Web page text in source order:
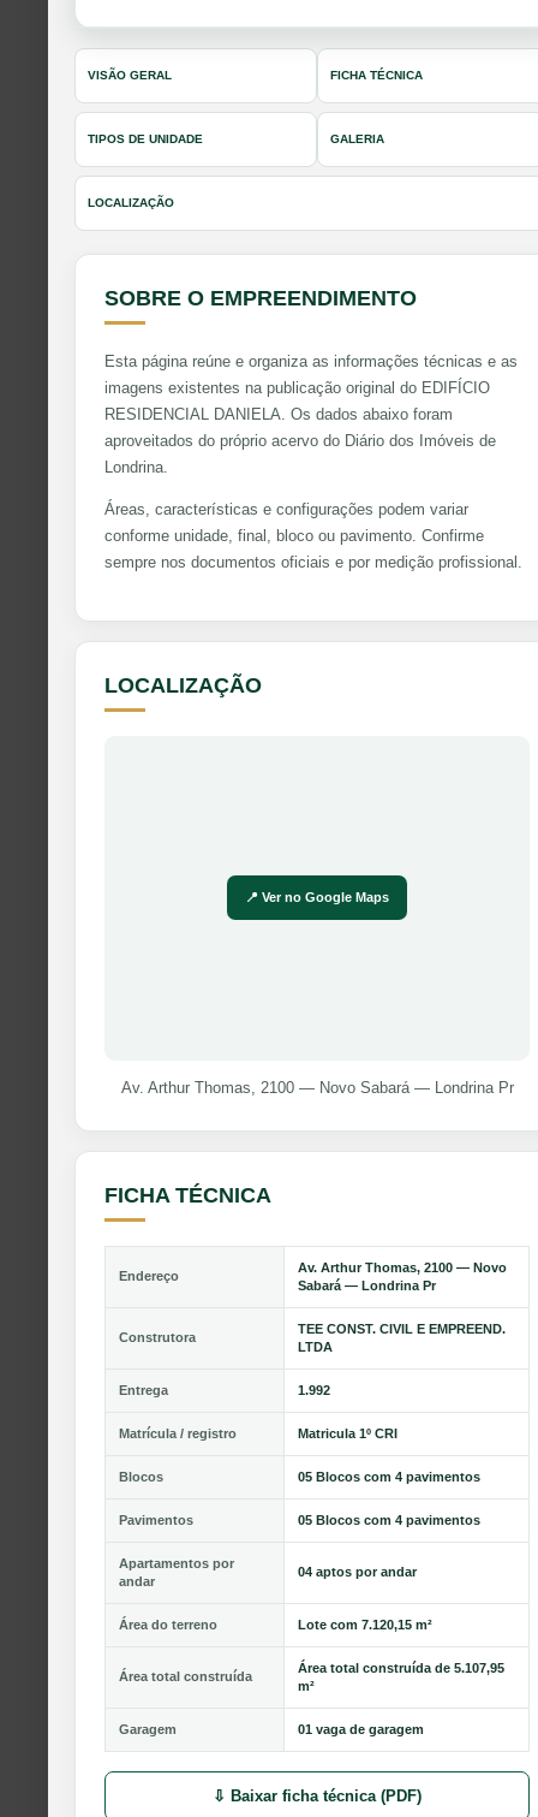
VISÃO GERAL FICHA TÉCNICA
TIPOS DE UNIDADE GALERIA
LOCALIZAÇÃO
SOBRE O EMPREENDIMENTO
Esta página reúne e organiza as informações técnicas e as
imagens existentes na publicação original do EDIFÍCIO
RESIDENCIAL DANIELA. Os dados abaixo foram
aproveitados do próprio acervo do Diário dos Imóveis de
Londrina.
Áreas, características e configurações podem variar
conforme unidade, final, bloco ou pavimento. Confirme
sempre nos documentos oficiais e por medição profissional.
LOCALIZAÇÃO
📍 Ver no Google Maps
Av. Arthur Thomas, 2100 — Novo Sabará — Londrina Pr
FICHA TÉCNICA
Endereço
Av. Arthur Thomas, 2100 — Novo
Sabará — Londrina Pr
Construtora
TEE CONST. CIVIL E EMPREEND.
LTDA
Entrega 1.992
Matrícula / registro Matricula 1º CRI
Blocos 05 Blocos com 4 pavimentos
Pavimentos 05 Blocos com 4 pavimentos
Apartamentos por
andar
04 aptos por andar
Área do terreno Lote com 7.120,15 m²
Área total construída
Área total construída de 5.107,95
m²
Garagem 01 vaga de garagem
⇩ Baixar ficha técnica (PDF)